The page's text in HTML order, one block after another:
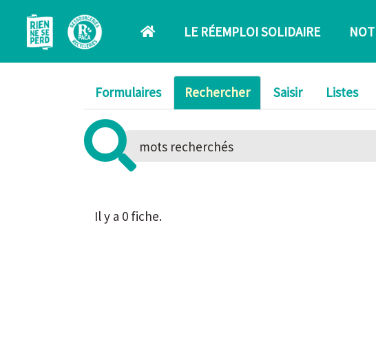
Aller au contenu principal
LE RÉEMPLOI SOLIDAIRE
Formulaires Rechercher Saisir Listes
Il y a 0 fiche.